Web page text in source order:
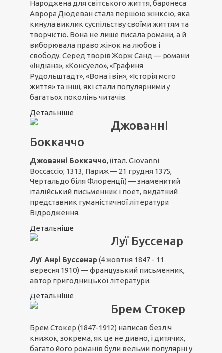
Народжена для світського життя, баронеса
Аврора Дюдеван стала першою жінкою, яка
кинула виклик суспільству своїми життям та
творчістю. Вона не лише писала романи, а й
виборювала право жінок на любов і
свободу. Серед творів Жорж Санд — романи
«Індіана», «Консуело», «Графиня
Рудольштадт», «Вона і він», «Історія мого
життя» та інші, які стали популярними у
багатьох поколінь читачів.
Детальніше
Джованні
Боккаччо
Джованні Боккаччо, (італ. Giovanni
Boccaccio; 1313, Париж — 21 грудня 1375,
Чертальдо біля Флоренції) — знаменитий
італійський письменник і поет, видатний
представник гуманістичної літератури
Відродження.
Детальніше
Луї Буссенар
Луї Анрі Буссенар(4 жовтня 1847 - 11
вересня 1910) — французький письменник,
автор пригодницької літератури.
Детальніше
Брем Стокер
Брем Стокер (1847-1912) написав безліч
книжок, зокрема, як це не дивно, і дитячих,
багато його романів були вельми популярні у